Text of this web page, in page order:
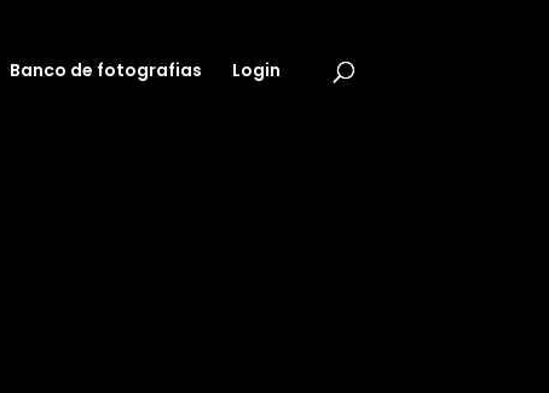
Banco de fotografias Login